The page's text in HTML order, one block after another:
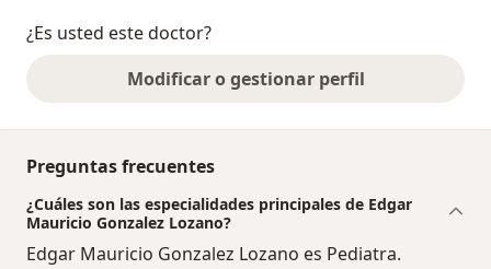
¿Es usted este doctor?
Modificar o gestionar perfil
Preguntas frecuentes
¿Cuáles son las especialidades principales de Edgar
Mauricio Gonzalez Lozano?
Edgar Mauricio Gonzalez Lozano es Pediatra.